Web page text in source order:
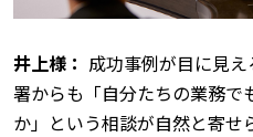
井上様： 成功事例が目に見
署からも「自分たちの業務で
か」という相談が自然と寄せ